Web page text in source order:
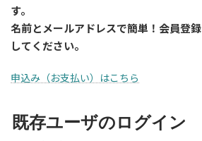
す。
名前とメールアドレスで簡単！会員登
してください。
申込み（お支払い）はこちら
既存ユーザのログイン